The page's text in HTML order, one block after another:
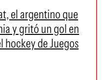
el argentino que
y gritó un gol en
hockey de Juegos